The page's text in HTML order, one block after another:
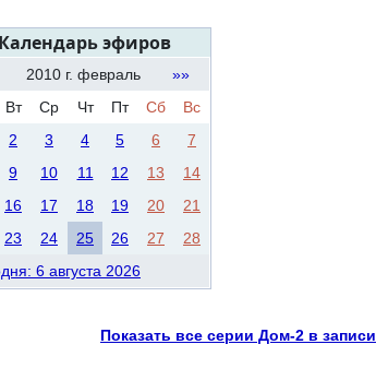
Календарь эфиров
2010 г. февраль
»»
Вт Ср Чт Пт Сб
Вс
2 3 4 5 6
7
9 10 11 12 13
14
16 17 18 19 20
21
23 24 25 26 27
28
6 августа 2026
Показать все серии Дом-2 в записи